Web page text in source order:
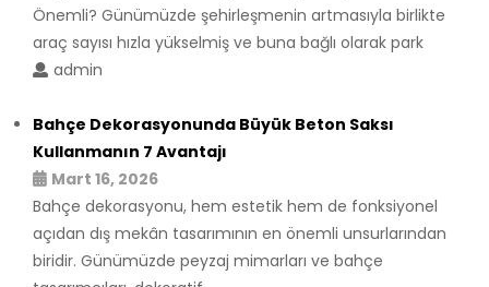
Önemli? Günümüzde şehirleşmenin artmasıyla birlikte
araç sayısı hızla yükselmiş ve buna bağlı olarak park
admin
Bahçe Dekorasyonunda Büyük Beton Saksı
Kullanmanın 7 Avantajı
Mart 16, 2026
Bahçe dekorasyonu, hem estetik hem de fonksiyonel
açıdan dış mekân tasarımının en önemli unsurlarından
biridir. Günümüzde peyzaj mimarları ve bahçe